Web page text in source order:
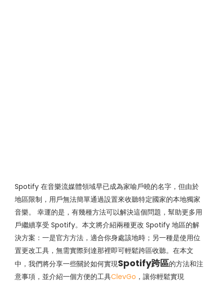
Spotify 在音樂流媒體領域早已成為家喻戶曉的名字，但由於
地區限制，用戶無法簡單通過設置來收聽特定國家的本地獨家
音樂。 幸運的是，有幾種方法可以解決這個問題，幫助更多用
戶繼續享受 Spotify。本文將介紹兩種更改 Spotify 地區的解
決方案：一是官方方法，適合你身處該地時；另一種是使用位
置更改工具，無需實際到達那裡即可輕鬆跨區收聽。在本文
中，我們將分享一些關於如何實現Spotify跨區的方法和注
意事項，並介紹一個方便的工具ClevGo ，讓你輕鬆實現